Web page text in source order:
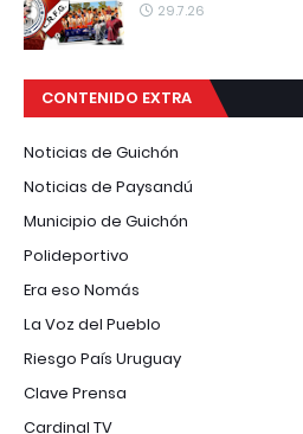
29.7.26
CONTENIDO EXTRA
Noticias de Guichón
Noticias de Paysandú
Municipio de Guichón
Polideportivo
Era eso Nomás
La Voz del Pueblo
Riesgo País Uruguay
Clave Prensa
Cardinal TV